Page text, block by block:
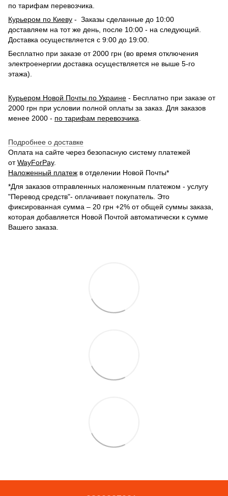
по тарифам перевозчика.
Курьером по Киеву - Заказы сделанные до 10:00
доставляем на тот же день, после 10:00 - на следующий.
Доставка осуществляется с 9:00 до 19:00.
Бесплатно при заказе от 2000 грн (во время отключения
электроенергии доставка осуществляется не выше 5-го
этажа).
Курьером Новой Почты по Украине - Бесплатно при заказе от
2000 грн при условии полной оплаты за заказ. Для заказов
менее 2000 - по тарифам перевозчика
Подробнее о доставке
Оплата на сайте через безопасную систему платежей
отWayForPay.
Наложенный платеж в отделении Новой Почты*
*Для заказов отправленных наложенным платежом - услугу
"Перевод средств"- оплачивает покупатель. Это
фиксированная сумма – 20 грн +2% от общей суммы заказа,
которая добавляется Новой Почтой автоматически к сумме
Вашего заказа.